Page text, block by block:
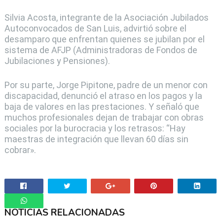
Silvia Acosta, integrante de la Asociación Jubilados
Autoconvocados de San Luis, advirtió sobre el
desamparo que enfrentan quienes se jubilan por el
sistema de AFJP (Administradoras de Fondos de
Jubilaciones y Pensiones).
Por su parte, Jorge Pipitone, padre de un menor con
discapacidad, denunció el atraso en los pagos y la
baja de valores en las prestaciones. Y señaló que
muchos profesionales dejan de trabajar con obras
sociales por la burocracia y los retrasos: “Hay
maestras de integración que llevan 60 días sin
cobrar».
Whatsapp
NOTICIAS RELACIONADAS